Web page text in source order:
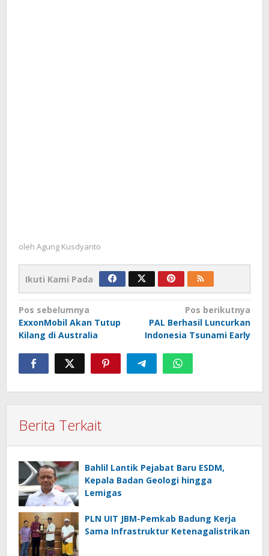
oleh Agung Kusdyanto
Ikuti Kami Pada
Navigasi
pos
Pos sebelumnya
ExxonMobil Akan Tutup
Kilang di Australia
Pos berikutnya
PAL Berhasil Luncurkan
Indonesia Tsunami Early
Berita Terkait
Bahlil Lantik Pejabat Baru ESDM,
Kepala Badan Geologi hingga
Lemigas
PLN UIT JBM-Pemkab Badung Kerja
Sama Infrastruktur Ketenagalistrikan